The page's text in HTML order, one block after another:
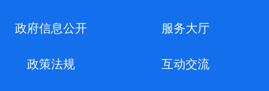
政府信息公开 服务大厅
政策法规 互动交流